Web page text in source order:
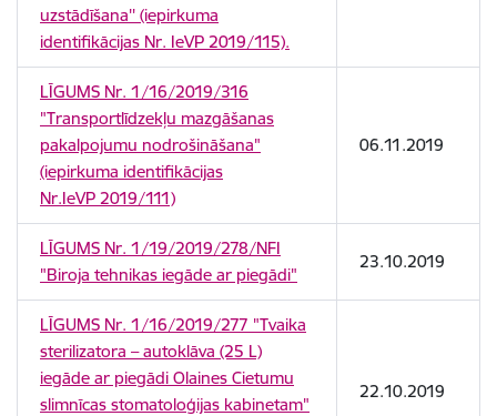
uzstādīšana'' (iepirkuma
identifikācijas Nr. IeVP 2019/115).
LĪGUMS Nr. 1/16/2019/316
"Transportlīdzekļu mazgāšanas
pakalpojumu nodrošināšana"
(iepirkuma identifikācijas
Nr.IeVP 2019/111)
06.11.2019
LĪGUMS Nr. 1/19/2019/278/NFI
"Biroja tehnikas iegāde ar piegādi"
23.10.2019
LĪGUMS Nr. 1/16/2019/277 "Tvaika
sterilizatora – autoklāva (25 L)
iegāde ar piegādi Olaines Cietumu
slimnīcas stomatoloģijas kabinetam"
22.10.2019